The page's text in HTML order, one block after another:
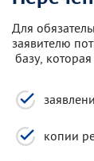
Для
заявителю
базу,
копии